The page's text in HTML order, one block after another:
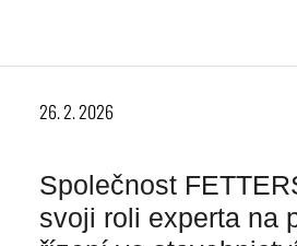
26. 2. 2026
Společnost
svoji roli experta na